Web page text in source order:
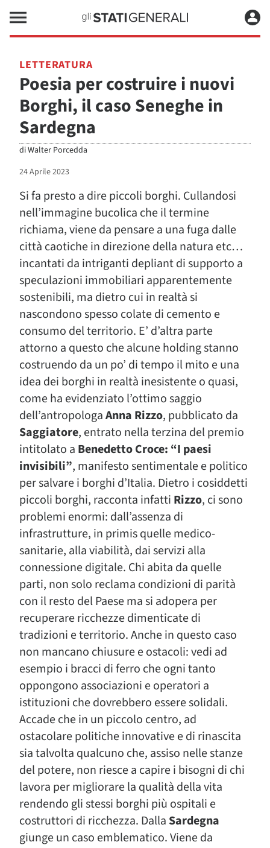
LETTERATURA
Poesia per costruire i nuovi
Borghi, il caso Seneghe in
Sardegna
diWalter Porcedda
24 Aprile 2023
Si fa presto a dire piccoli borghi. Cullandosi
nell’immagine bucolica che il termine
richiama, viene da pensare a una fuga dalle
città caotiche in direzione della natura etc…
incantati da intriganti depliant di supporto a
speculazioni immobiliari apparentemente
sostenibili, ma dietro cui in realtà si
nascondono spesso colate di cemento e
consumo del territorio. E’ d’altra parte
attorno a questo che alcune holding stanno
costruendo da un po’ di tempo il mito e una
idea dei borghi in realtà inesistente o quasi,
come ha evidenziato l’ottimo saggio
dell’antropologaAnna Rizzo, pubblicato da
Saggiatore, entrato nella terzina del premio
intitolato a Benedetto Croce: “I paesi
invisibili”, manifesto sentimentale e politico
per salvare i borghi d’Italia. Dietro i cosiddetti
piccoli borghi, racconta infatti Rizzo, ci sono
problemi enormi: dall’assenza di
infrastrutture, in primis quelle medico-
sanitarie, alla viabilità, dai servizi alla
connessione digitale. Chi abita da quelle
parti, non solo reclama condizioni di parità
con il resto del Paese ma si adopera per
recuperare ricchezze dimenticate di
tradizioni e territorio. Anche in questo caso
non mancano chiusure e ostacoli: vedi ad
esempio i bracci di ferro che ogni tanto
oppongono associazioni e operatori a
istituzioni che dovrebbero essere solidali.
Accade che in un piccolo centro, ad
ostacolare politiche innovative e di rinascita
sia talvolta qualcuno che, assiso nelle stanze
del potere, non riesce a capire i bisogni di chi
lavora per migliorare la qualità della vita
rendendo gli stessi borghi più ospitali e
costruttori di ricchezza. Dalla Sardegna
giunge un caso emblematico. Viene da